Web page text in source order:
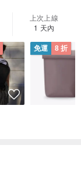
上次上線
1 天內
免運 8 折